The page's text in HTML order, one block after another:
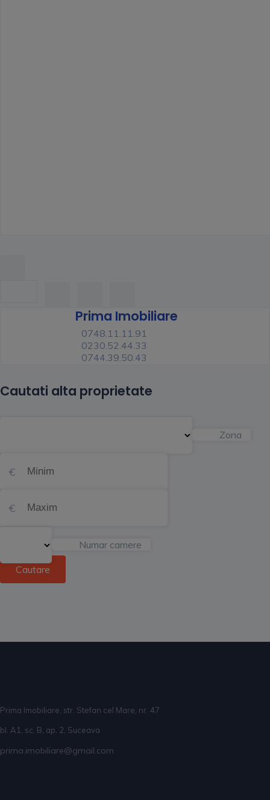
Prima Imobiliare
0748.11.11.91
0230.52.44.33
0744.39.50.43
Cautati alta proprietate
Zona
Numar camere
Cautare
Prima Imobiliare, str. Stefan cel Mare, nr. 47
bl. A1, sc. B, ap. 2, Suceava
prima.imobiliare@gmail.com